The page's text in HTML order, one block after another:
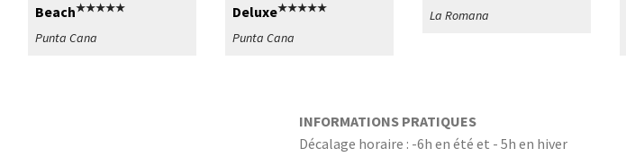
Beach★★★★★
Punta Cana
Deluxe★★★★★
Punta Cana
La Romana
INFORMATIONS PRATIQUES
Décalage horaire : -6h en été et - 5h en hiver